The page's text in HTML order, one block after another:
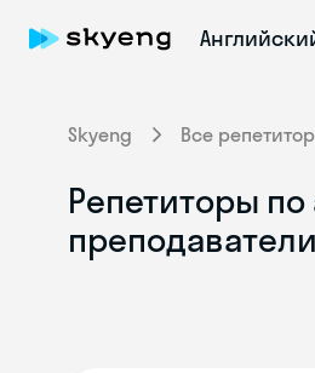
Skyeng Все
Репетиторы
преподаватели